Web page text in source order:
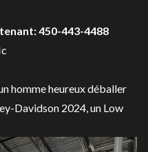
450-443-4488
homme heureux déballer
Davidson 2024, un Low